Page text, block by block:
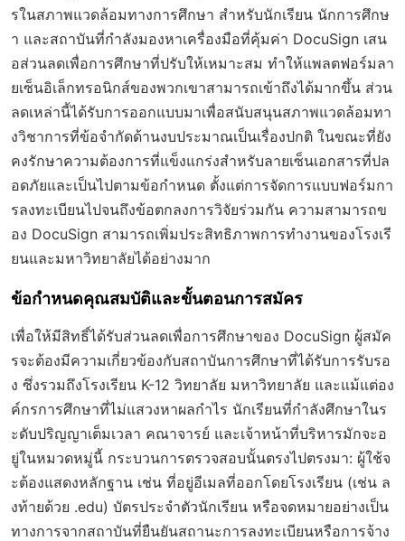
รในสภาพแวดล้อมทางการศึกษา สำหรับนักเรียน นักการศึกษ
า และสถาบันที่กำลังมองหาเครื่องมือที่คุ้มค่า DocuSign เสน
อส่วนลดเพื่อการศึกษาที่ปรับให้เหมาะสม ทำให้แพลตฟอร์มลา
ยเซ็นอิเล็กทรอนิกส์ของพวกเขาสามารถเข้าถึงได้มากขึ้น ส่วน
ลดเหล่านี้ได้รับการออกแบบมาเพื่อสนับสนุนสภาพแวดล้อมทา
งวิชาการที่ข้อจำกัดด้านงบประมาณเป็นเรื่องปกติ ในขณะที่ยัง
คงรักษาความต้องการที่แข็งแกร่งสำหรับลายเซ็นเอกสารที่ปล
อดภัยและเป็นไปตามข้อกำหนด ตั้งแต่การจัดการแบบฟอร์มกา
รลงทะเบียนไปจนถึงข้อตกลงการวิจัยร่วมกัน ความสามารถข
อง DocuSign สามารถเพิ่มประสิทธิภาพการทำงานของโรงเรี
ยนและมหาวิทยาลัยได้อย่างมาก
ข้อกำหนดคุณสมบัติและขั้นตอนการสมัคร
เพื่อให้มีสิทธิ์ได้รับส่วนลดเพื่อการศึกษาของ DocuSign ผู้สมัค
รจะต้องมีความเกี่ยวข้องกับสถาบันการศึกษาที่ได้รับการรับรอ
ง ซึ่งรวมถึงโรงเรียน K-12 วิทยาลัย มหาวิทยาลัย และแม้แต่อง
ค์กรการศึกษาที่ไม่แสวงหาผลกำไร นักเรียนที่กำลังศึกษาในร
ะดับปริญญาเต็มเวลา คณาจารย์ และเจ้าหน้าที่บริหารมักจะอ
ยู่ในหมวดหมู่นี้ กระบวนการตรวจสอบนั้นตรงไปตรงมา: ผู้ใช้จ
ะต้องแสดงหลักฐาน เช่น ที่อยู่อีเมลที่ออกโดยโรงเรียน (เช่น ล
งท้ายด้วย .edu) บัตรประจำตัวนักเรียน หรือจดหมายอย่างเป็น
ทางการจากสถาบันที่ยืนยันสถานะการลงทะเบียนหรือการจ้าง